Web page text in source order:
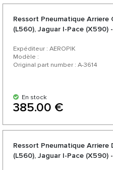
Ressort Pneumatique Arriere
(L560), Jaguar I-Pace (X590)
Expéditeur : AEROPIK
Modèle :
Original part number : A-3614
En stock
385.00 €
Ressort Pneumatique Arriere
(L560), Jaguar I-Pace (X590)